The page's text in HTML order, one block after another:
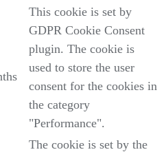
This cookie is set by
GDPR Cookie Consent
plugin. The cookie is
used to store the user
consent for the cookies in
the category
"Performance".
The cookie is set by the